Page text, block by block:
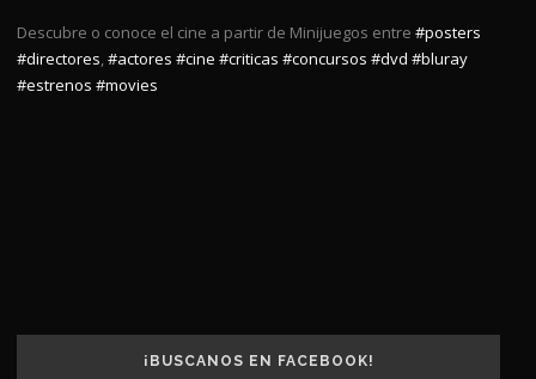
Descubre o conoce el cine a partir de Minijuegos entre #posters
#directores,#actores #cine #criticas #concursos #dvd #bluray
#estrenos #movies
¡BUSCANOS EN FACEBOOK!